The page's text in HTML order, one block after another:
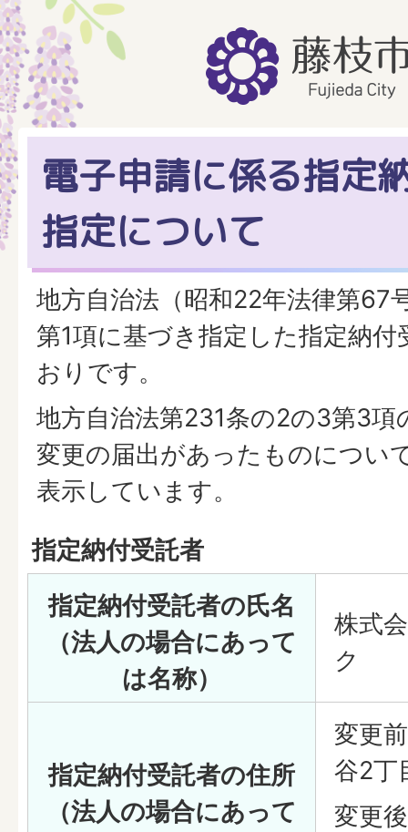
電子申請に係る指定
指定について
地方自治法（昭和22年法律第67
第1項に基づき指定した指定納
おりです。
地方自治法第231条の2の3第3項
変更の届出があったものについ
表示しています。
指定納付受託者
指定納付受託者の氏名
（法人の場合にあって
は名称）
株式
ク
指定納付受託者の住所
（法人の場合にあって
変更
谷2丁
変更